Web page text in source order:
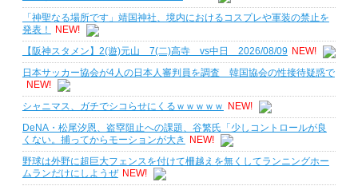
「神聖なる場所です」靖国神社、境内におけるコスプレや軍装の禁止を
発表！
NEW!
【阪神スタメン】2(遊)元山 7(二)高寺 vs中日 2026/08/09 NEW!
日本サッカー協会が4人の日本人審判員を調査 韓国協会の性接待疑惑で
NEW!
シャニマス、ガチでシコらせにくるｗｗｗｗｗ
NEW!
DeNA・松尾汐恩、盗塁阻止への課題、谷繁氏「少しコントロールが良
くない。捕ってからモーションが大き
NEW!
野球は外野に超巨大フェンスを付けて柵越えを無くしてランニングホー
ムランだけにしようぜ NEW!